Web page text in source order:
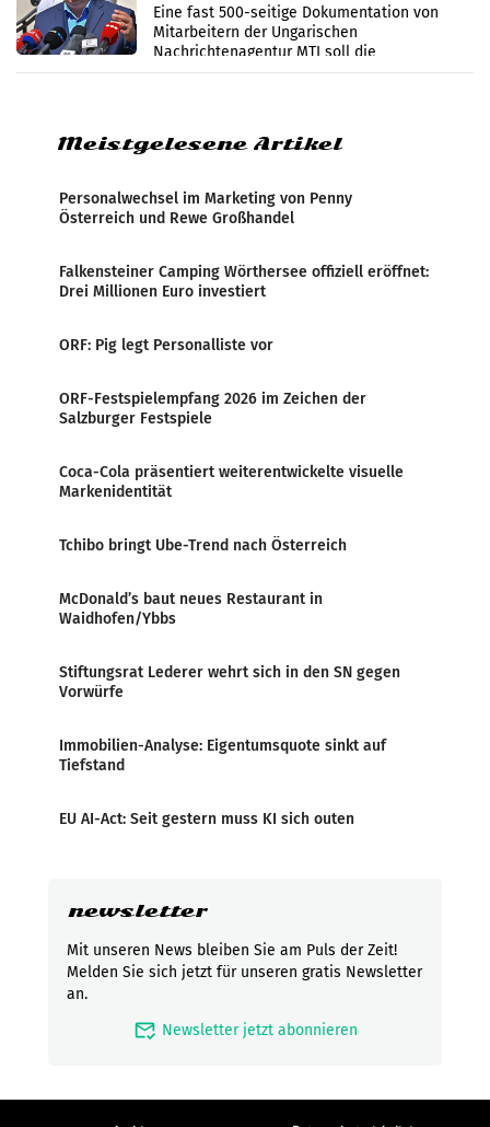
Zensur
Eine fast 500-seitige Dokumentation von
Mitarbeitern der Ungarischen
Nachrichtenagentur MTI soll die
systematische Nachrichten-Manipulation und
Meistgelesene Artikel
Personalwechsel im Marketing von Penny
Österreich und Rewe Großhandel
Falkensteiner Camping Wörthersee offiziell eröffnet:
Drei Millionen Euro investiert
ORF: Pig legt Personalliste vor
ORF-Festspielempfang 2026 im Zeichen der
Salzburger Festspiele
Coca-Cola präsentiert weiterentwickelte visuelle
Markenidentität
Tchibo bringt Ube-Trend nach Österreich
McDonald’s baut neues Restaurant in
Waidhofen/Ybbs
Stiftungsrat Lederer wehrt sich in den SN gegen
Vorwürfe
Immobilien-Analyse: Eigentumsquote sinkt auf
Tiefstand
EU AI-Act: Seit gestern muss KI sich outen
newsletter
Mit unseren News bleiben Sie am Puls der Zeit!
Melden Sie sich jetzt für unseren gratis Newsletter
an.
mark_email_read Newsletter jetzt abonnieren